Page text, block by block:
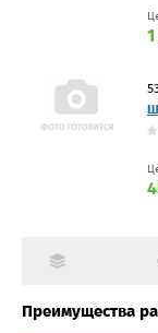
Преимущества